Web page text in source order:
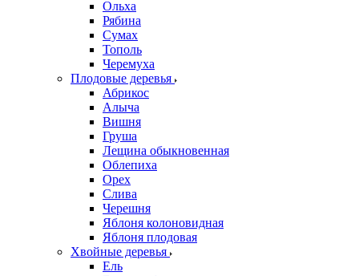
Ольха
Рябина
Сумах
Тополь
Черемуха
Плодовые деревья
Абрикос
Алыча
Вишня
Груша
Лещина обыкновенная
Облепиха
Орех
Слива
Черешня
Яблоня колоновидная
Яблоня плодовая
Хвойные деревья
Ель